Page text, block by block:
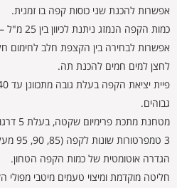
אפשרות להכנת שני כוסות קפה בו זמנית.
כמות הקפה הנמזג ניתנת לכיוון בין 25 מ"ל – 220 מ"ל.
אפשרות לבחירה בין הקצפת חלב לחימום
לחצן למים חמים להכנת תה.
גבוהים.
מטחנת מתכת פרימיום שקטה, בעלת 5 דרגות טחינה.
3 טמפרטורות שונות לקפה (85, 90, 95 מעלות).
הגדרה אוטומטית של כמות הקפה הטחון.
חליטה מוקדמת ומיצוי טעמים מיטבי מפולי